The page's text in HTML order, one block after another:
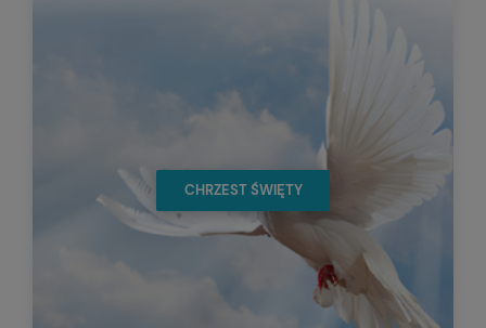
CHRZEST ŚWIĘTY